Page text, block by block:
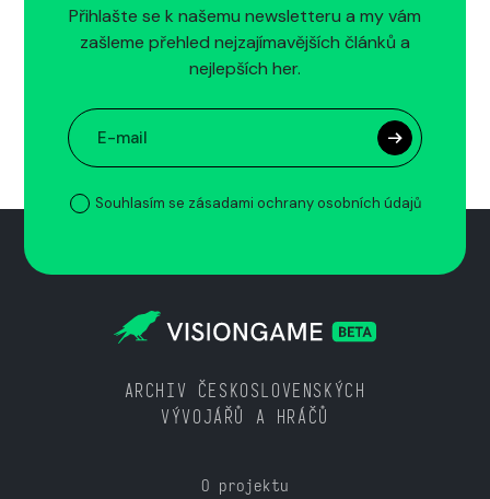
Přihlašte se k našemu newsletteru a my vám
zašleme přehled nejzajímavějších článků a
nejlepších her.
Souhlasím se zásadami ochrany osobních údajů
ARCHIV ČESKOSLOVENSKÝCH
VÝVOJÁŘŮ A HRÁČŮ
O projektu